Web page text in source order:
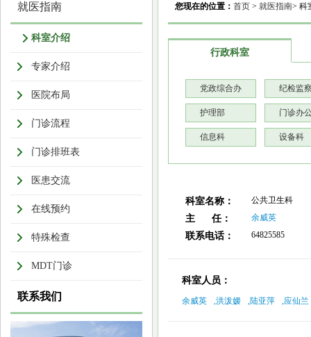
就医指南
科室介绍
专家介绍
医院布局
门诊流程
门诊排班表
医患交流
在线预约
特殊检查
MDT门诊
联系我们
您现在的位置： 首页 > 就医指南> 科
行政科室
党政综合办 纪检监
护理部 门诊办
信息科 设备科
科室名称： 公共卫生科
主 任： 余威英
联系电话： 64825585
科室人员：
余威英 ,洪泼嫒 ,陆亚萍 ,应仙兰